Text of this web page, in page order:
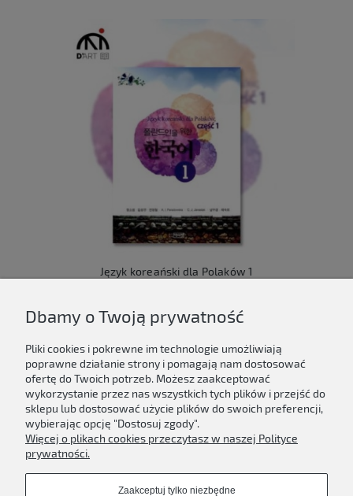
Język koreański dla Polaków 1
Do koszyka
Newsletter
Podaj swój adres e-mail, jeżeli chcesz otrzymywać
informacje o nowościach i promocjach.
Dbamy o Twoją prywatność
Pliki cookies i pokrewne im technologie umożliwiają
poprawne działanie strony i pomagają nam dostosować
ofertę do Twoich potrzeb. Możesz zaakceptować
wykorzystanie przez nas wszystkich tych plików i przejść do
sklepu lub dostosować użycie plików do swoich preferencji,
wybierając opcję "Dostosuj zgody".
Więcej o plikach cookies przeczytasz w naszej Polityce
prywatności.
Zaakceptuj tylko niezbędne